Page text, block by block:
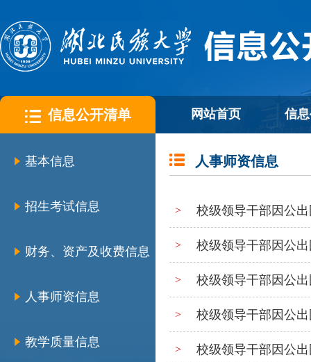
信息公开清单 网站首页 信
基本信息
招生考试信息
财务、资产及收费信息
人事师资信息
教学质量信息
人事师资信息
> 校级领导干部因公
> 校级领导干部因公
> 校级领导干部因公
> 校级领导干部因公
> 校级领导干部因公